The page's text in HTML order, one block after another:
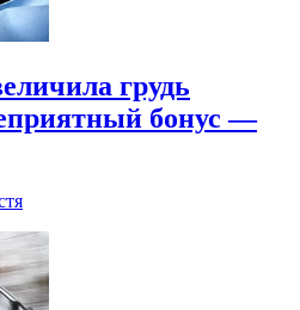
грудь
бонус —